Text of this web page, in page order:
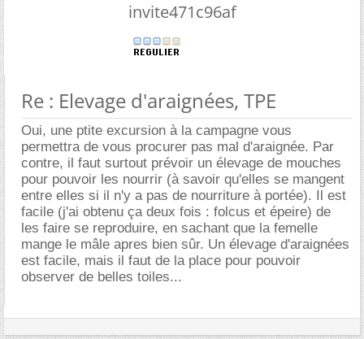
invite471c96af
Re : Elevage d'araignées, TPE
Oui, une ptite excursion à la campagne vous
permettra de vous procurer pas mal d'araignée. Par
contre, il faut surtout prévoir un élevage de mouches
pour pouvoir les nourrir (à savoir qu'elles se mangent
entre elles si il n'y a pas de nourriture à portée). Il est
facile (j'ai obtenu ça deux fois : folcus et épeire) de
les faire se reproduire, en sachant que la femelle
mange le mâle apres bien sûr. Un élevage d'araignées
est facile, mais il faut de la place pour pouvoir
observer de belles toiles...